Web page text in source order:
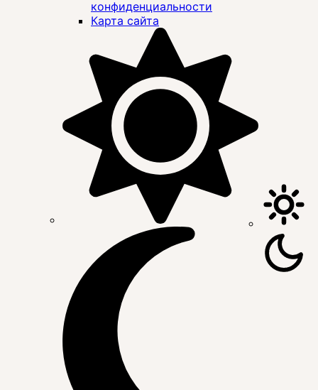
конфиденциальности
Карта сайта